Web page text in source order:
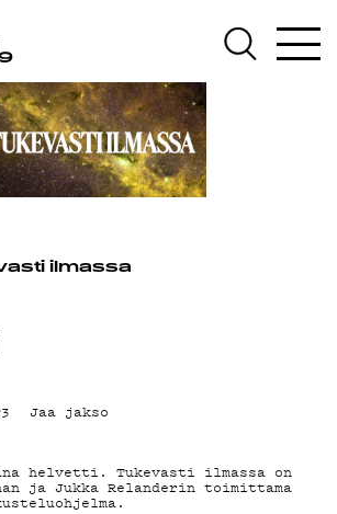
ilmassa
Jaa jakso
helvetti. Tukevasti ilmassa on
ja Jukka Relanderin toimittama